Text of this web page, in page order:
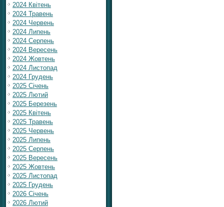
2024 Квітень
2024 Травень
2024 Червень
2024 Липень
2024 Серпень
2024 Вересень
2024 Жовтень
2024 Листопад
2024 Грудень
2025 Січень
2025 Лютий
2025 Березень
2025 Квітень
2025 Травень
2025 Червень
2025 Липень
2025 Серпень
2025 Вересень
2025 Жовтень
2025 Листопад
2025 Грудень
2026 Січень
2026 Лютий